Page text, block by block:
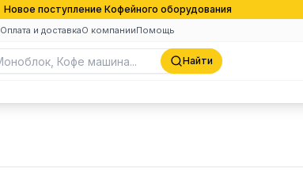
Новое поступление Кофейного оборудования
Оплата и доставкаО компанииПомощь
Найти